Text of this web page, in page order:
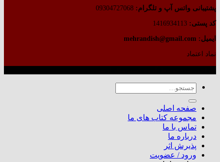
پشتیبانی واتس آپ و تلگرام:
کد پستی:
ایمیل: mehrandish@gmail.com
نماد اعتماد
جستجو
برای:
صفحه اصلی
مجموعه کتاب های ما
تماس با ما
درباره ما
پذیرش اثر
ورود / عضویت